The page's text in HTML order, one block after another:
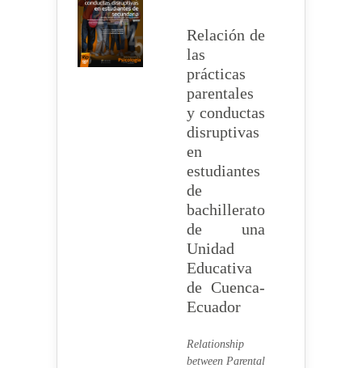
Relación de
las
prácticas
parentales
y conductas
disruptivas
en
estudiantes
de
bachillerato
de una
Unidad
Educativa
de Cuenca-
Ecuador
Relationship
between Parental